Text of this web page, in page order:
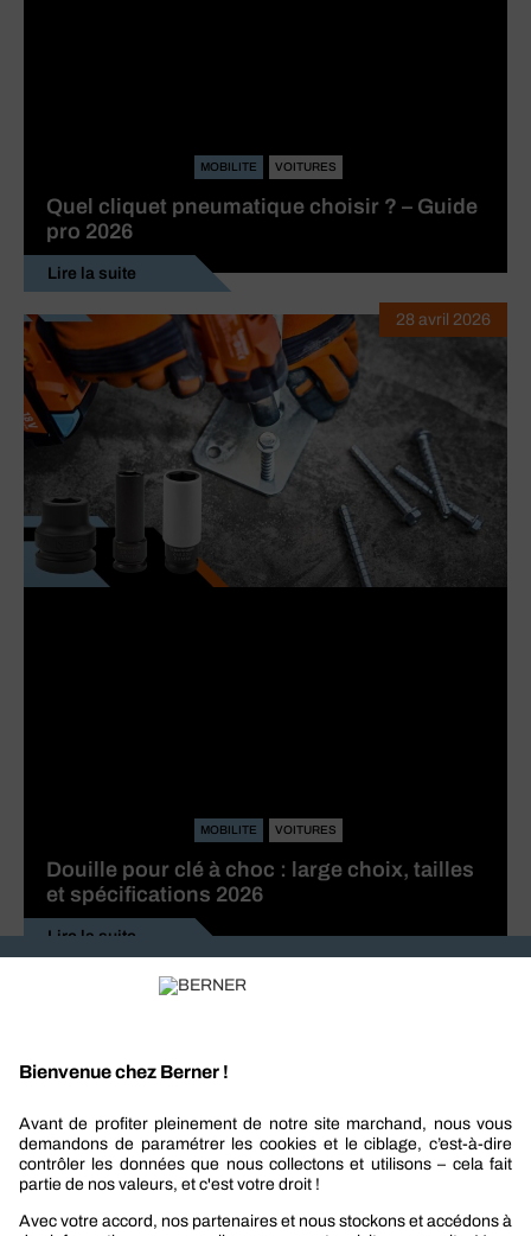
MOBILITE VOITURES
Quel cliquet pneumatique choisir ? – Guide
pro 2026
Lire la suite
MOBILITE VOITURES
Douille pour clé à choc : large choix, tailles
et spécifications 2026
Lire la suite
28 avril 2026